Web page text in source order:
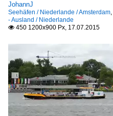
JohannJ
Seehäfen / Niederlande / Amsterdam,
- Ausland / Niederlande
 450 1200x900 Px, 17.07.2015